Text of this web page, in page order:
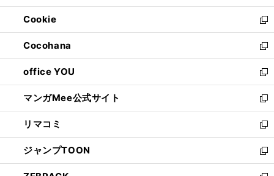
開
く
ウ
で
開
く
ン
ド
ウ
で
開
く
ウ
ィ
ン
ド
ウ
で
開
く
Cookie
新
し
い
ウ
ィ
ン
ド
ウ
で
開
く
Cocohana
新
し
い
ウ
ィ
ン
ド
ウ
で
開
office YOU
新
し
い
ウ
ィ
ン
ド
ウ
マンガMee公式サイト
新
し
い
ウ
ィ
ン
リマコミ
新
し
い
ウ
ジャンプTOON
新
し